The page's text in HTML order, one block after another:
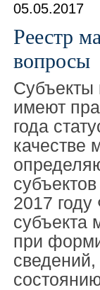
05.05.2017
Реестр
вопросы
Субъекты
имеют
года
качестве
2017
субъекта
при